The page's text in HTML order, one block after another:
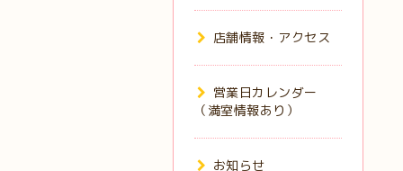
店舗情報・アクセス
営業日カレンダー
（満室情報あり）
お知らせ